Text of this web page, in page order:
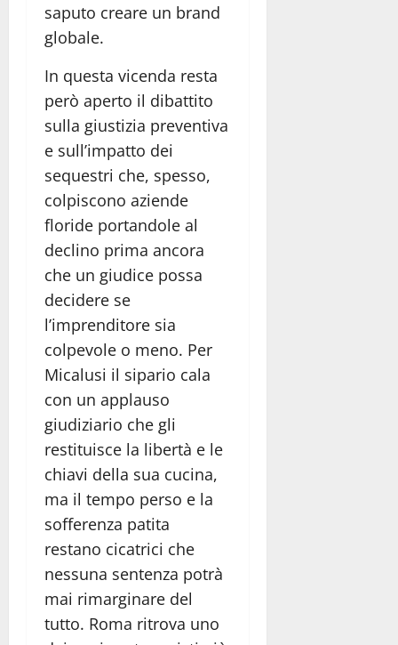
saputo creare un brand
globale.
In questa vicenda resta
però aperto il dibattito
sulla giustizia preventiva
e sull’impatto dei
sequestri che, spesso,
colpiscono aziende
floride portandole al
declino prima ancora
che un giudice possa
decidere se
l’imprenditore sia
colpevole o meno. Per
Micalusi il sipario cala
con un applauso
giudiziario che gli
restituisce la libertà e le
chiavi della sua cucina,
ma il tempo perso e la
sofferenza patita
restano cicatrici che
nessuna sentenza potrà
mai rimarginare del
tutto. Roma ritrova uno